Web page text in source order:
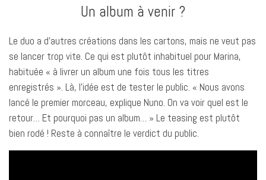
Un album à venir ?
Le duo a d’autres créations dans les cartons, mais ne veut pas
se lancer trop vite. Ce qui est plutôt inhabituel pour Marina,
habituée « à livrer un album une fois tous les titres
enregistrés ». Là, l’idée est de tester le public. « Nous avons
lancé le premier morceau, explique Nuno. On va voir quel est le
retour… Et pourquoi pas un album… » Le teasing est plutôt
bien rodé ! Reste à connaître le verdict du public.